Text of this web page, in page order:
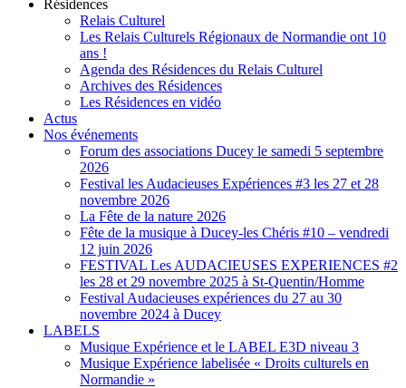
Résidences
Relais Culturel
Les Relais Culturels Régionaux de Normandie ont 10
ans !
Agenda des Résidences du Relais Culturel
Archives des Résidences
Les Résidences en vidéo
Actus
Nos événements
Forum des associations Ducey le samedi 5 septembre
2026
Festival les Audacieuses Expériences #3 les 27 et 28
novembre 2026
La Fête de la nature 2026
Fête de la musique à Ducey-les Chéris #10 – vendredi
12 juin 2026
FESTIVAL Les AUDACIEUSES EXPERIENCES #2
les 28 et 29 novembre 2025 à St-Quentin/Homme
Festival Audacieuses expériences du 27 au 30
novembre 2024 à Ducey
LABELS
Musique Expérience et le LABEL E3D niveau 3
Musique Expérience labelisée « Droits culturels en
Normandie »